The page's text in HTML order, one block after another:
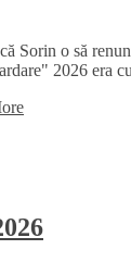
Sorin o să
2026 era